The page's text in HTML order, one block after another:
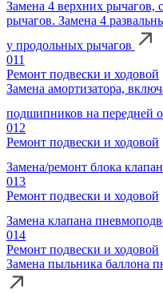
Замена 4 верхних
рычагов. Замена 4
у продольных рычагов
011
Ремонт подвески и ходовой
Замена амортизатора,
подшипников на передней
012
Ремонт подвески и ходовой
Замена/ремонт блока
013
Ремонт подвески и ходовой
Замена клапана
014
Ремонт подвески и ходовой
Замена пыльника баллона